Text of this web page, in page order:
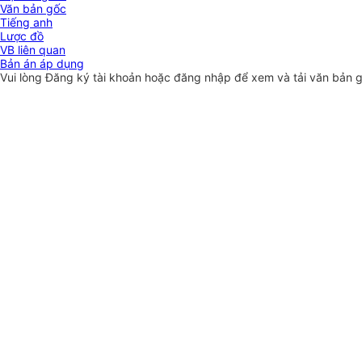
Văn bản gốc
Tiếng anh
Lược đồ
VB liên quan
Bản án áp dụng
Vui lòngĐăng ký tài khoản hoặc đăng nhập để xem và tải văn bản